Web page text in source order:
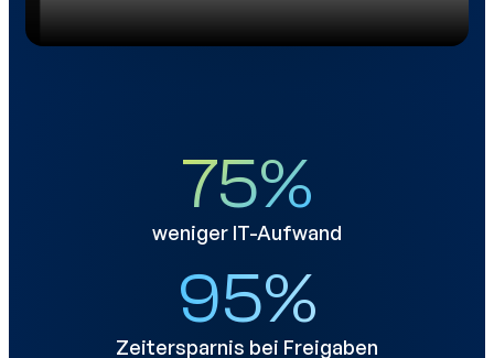
%
75
weniger IT-Aufwand
%
95
Zeitersparnis bei Freigaben